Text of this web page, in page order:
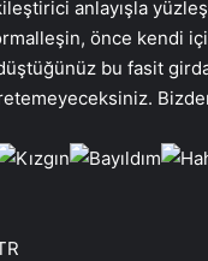
anlayışla
önce kendi
bu fasit